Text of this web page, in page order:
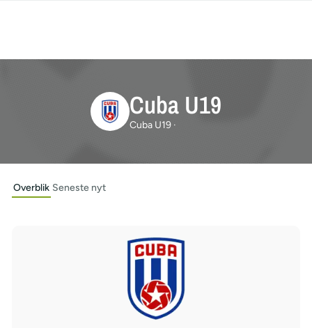
Cuba U19
Cuba U19 ·
Overblik Seneste nyt